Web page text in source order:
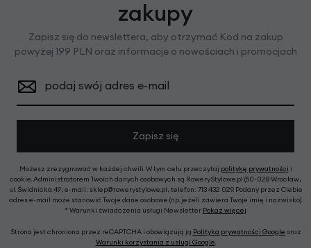
zakupy
Zapisz się do newslettera, aby otrzymać Kod na zakup
powyżej 199 PLN oraz informacje o nowościach i promocjach
podaj swój adres e-mail
Zapisz się
Możesz zrezygnować w każdej chwili. W tym celu przeczytaj politykę prywatności i
cookie. Administratorem Twoich danych osobowych są RoweryStylowe.pl (50-028 Wrocław,
ul. Świdnicka 49; e-mail: sklep@rowerystylowe.pl, telefon: 713 432 029. Podany przez Ciebie
adres e-mail może stanowić Twoje dane osobowe (np. jeżeli zawiera Twoje imię i nazwisko).
* Warunki świadczenia usługi Newsletter Pokaż więcej
Strona jest chroniona przez reCAPTCHA i obowiązują ją Polityka prywatności Google oraz
Warunki korzystania z usługi Google.